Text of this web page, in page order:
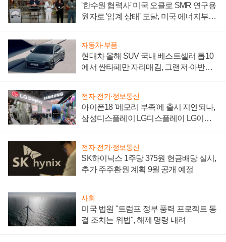
'한수원 협력사' 미국 오클로 SMR 연구용
원자로 '임계 상태' 도달, 미국 에너지부
자동차·부품
현대차 올해 SUV 국내 베스트셀러 톱10
에서 싼타페만 자리매김, 그랜저·아반떼
전자·전기·정보통신
아이폰18 '메모리 부족'에 출시 지연되나,
삼성디스플레이 LG디스플레이 LG이노
전자·전기·정보통신
SK하이닉스 1주당 375원 현금배당 실시,
추가 주주환원 계획 9월 공개 예정
사회
미국 법원 "트럼프 정부 풍력 프로젝트 동
결 조치는 위법", 해제 명령 내려